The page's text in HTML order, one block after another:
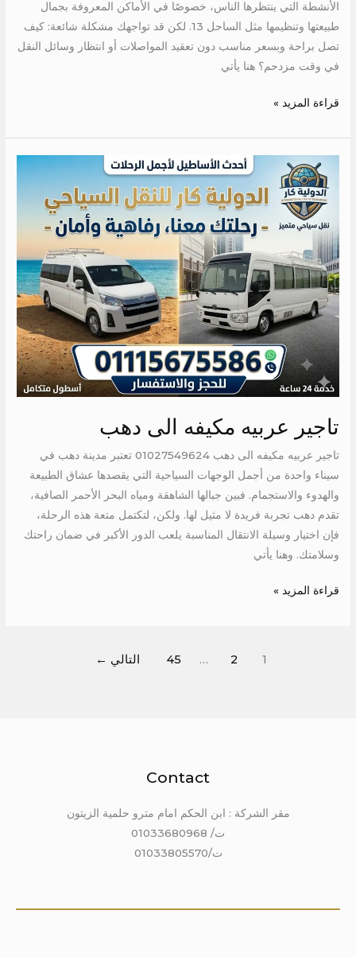
الأنشطة التي ينتظرها الناس، خصوصًا في الأماكن المعروفة بجمال
طبيعتها وتنظيمها مثل الساحل 13. لكن قد تواجهك مشكلة شائعة: كيف
تصل براحة وبسعر مناسب دون تعقيد المواصلات أو انتظار وسائل النقل
في وقت مزدحم؟ هنا يأتي
قراءة المزيد »
تاجير عربيه مكيفه الى دهب
تاجير عربيه مكيفه الى دهب 01027549624 تعتبر مدينة دهب في
سيناء واحدة من أجمل الوجهات السياحية التي يقصدها عشاق الطبيعة
والهدوء والاستجمام. فبين جبالها الشاهقة ومياه البحر الأحمر الصافية،
تقدم دهب تجربة فريدة لا مثيل لها. ولكن، لتكتمل متعة هذه الرحلة،
فإن اختيار وسيلة الانتقال المناسبة يلعب الدور الأكبر في ضمان راحتك
وسلامتك. وهنا يأتي
تاجير
عربيه
مكيفه
الى
دهب
قراءة المزيد »
1
2
…
45 التالي ←
Contact
مقر الشركة : ابن الحكم امام مترو حلمية الزيتون
ت/ 01033680968
ت/01033805570